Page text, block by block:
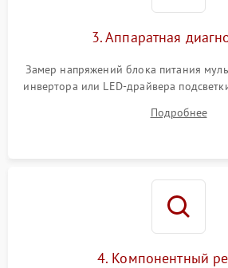
Поломка системы защиты
3. Аппаратная
Замер напряжений блока питания
инвертора или LED-драйвера
питания скалера и тестирование
Подробнее
4. Компонентный